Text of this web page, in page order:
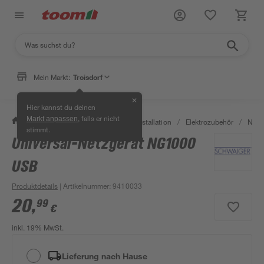
Mein Markt: Troisdorf
Hier kannst du deinen
Markt anpassen , falls er nicht
stimmt.
✕
/ Bauen & Renovieren / Elektroinstallation / Elektrozubehör /
Universal-Netzgerät NG1000
USB
Produktdetails | Artikelnummer:9410033
20,99 €
inkl. 19% MwSt.
Lieferung nach Hause